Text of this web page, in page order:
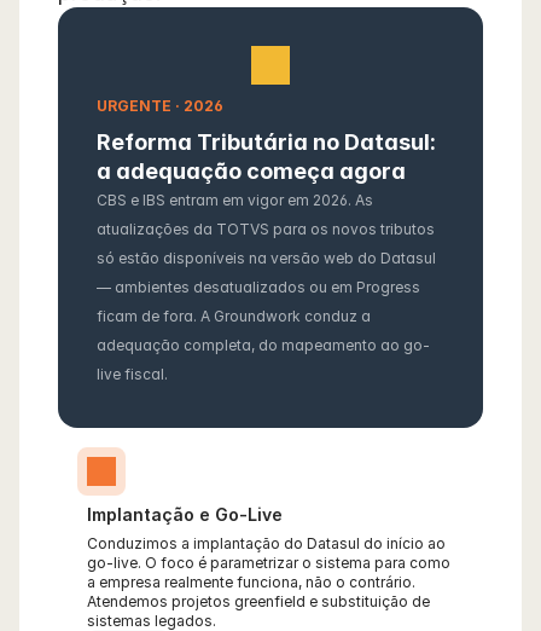
URGENTE · 2026
Reforma Tributária no Datasul:
a adequação começa agora
CBS e IBS entram em vigor em 2026. As
atualizações da TOTVS para os novos tributos
só estão disponíveis na versão web do Datasul
— ambientes desatualizados ou em Progress
ficam de fora. A Groundwork conduz a
adequação completa, do mapeamento ao go-
live fiscal.
Implantação e Go-Live
Conduzimos a implantação do Datasul do início ao
go-live. O foco é parametrizar o sistema para como
a empresa realmente funciona, não o contrário.
Atendemos projetos greenfield e substituição de
sistemas legados.